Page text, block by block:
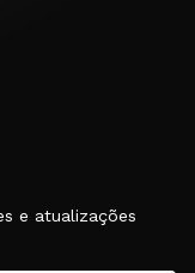
e atualizações